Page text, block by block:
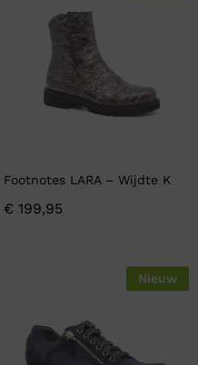
Footnotes LARA – Wijdte K
€ 199,95
Nieuw